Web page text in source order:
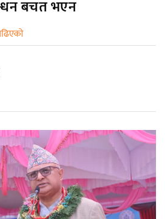
बचत भएन